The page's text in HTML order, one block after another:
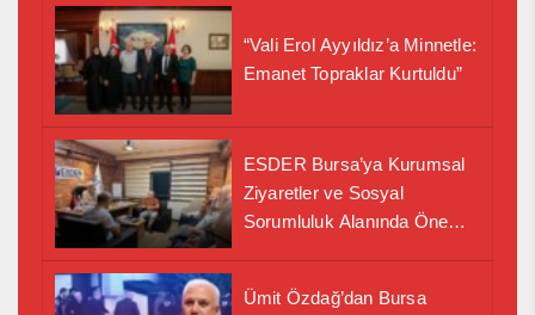
“Vali Erol Ayyıldız’a Minnetle:
Emanet Topraklar Kurtuldu”
ESDER Bursa’ya Kurumsal
Ziyaretler ve Sosyal
Sorumluluk Alanında Önemli
Ümit Özdağ’dan Bursa